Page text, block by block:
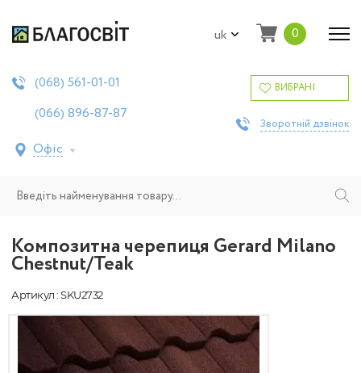
uk 0
(068) 561-01-01
(066) 896-87-87
Офіс
ВИБРАНІ
Зворотній дзвінок
Композитна черепиця Gerard Milano
Chestnut/Teak
Артикул : SKU2732